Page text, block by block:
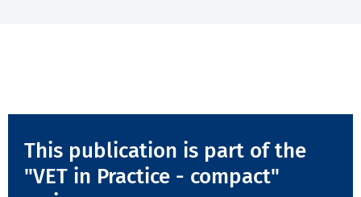
This publication is part of the
"VET in Practice - compact"